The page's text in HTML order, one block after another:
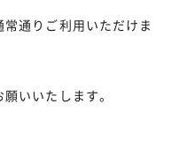
常通りご利用いただけま
いいたします。